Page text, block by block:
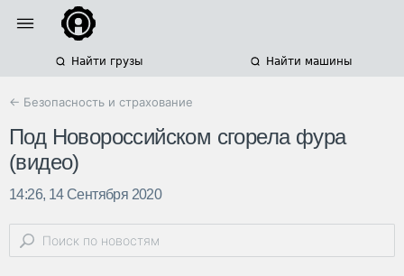
Найти грузы Найти машины
← Безопасность и страхование
Под Новороссийском сгорела фура
(видео)
14:26, 14 Сентября 2020